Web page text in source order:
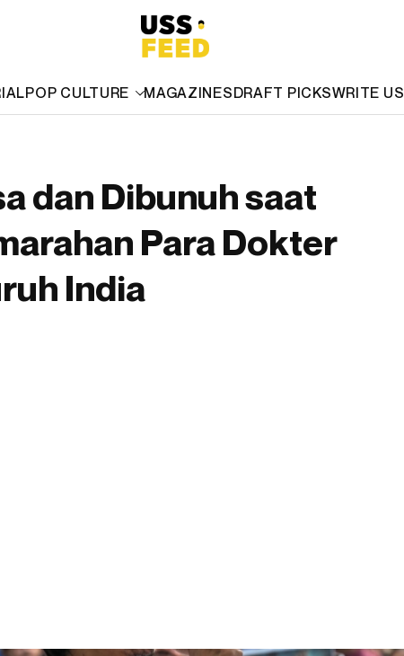
POP CULTURE MAGAZINESDRAFT PICKSWRITE US
dan Dibunuh saat
Para Dokter
India